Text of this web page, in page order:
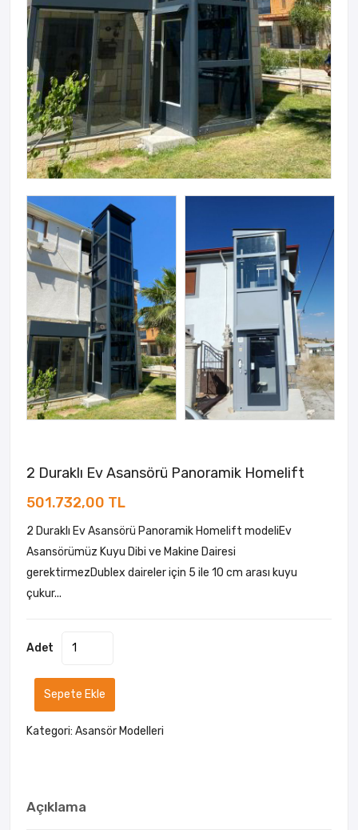
2 Duraklı Ev Asansörü Panoramik Homelift
501.732,00 TL
2 Duraklı Ev Asansörü Panoramik Homelift modeliEv
Asansörümüz Kuyu Dibi ve Makine Dairesi
gerektirmezDublex daireler için 5 ile 10 cm arası kuyu
çukur...
Adet
Sepete Ekle
Kategori: Asansör Modelleri
Açıklama